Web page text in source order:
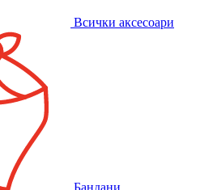
Всички аксесоари